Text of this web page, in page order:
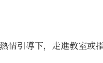
引導下，走進教室或指